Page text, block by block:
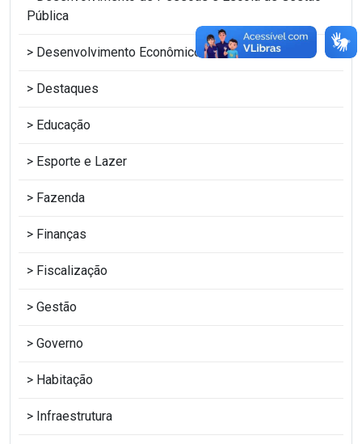
Pública
Desenvolvimento Econômico
Destaques
Educação
Esporte e Lazer
Fazenda
Finanças
Fiscalização
Gestão
Governo
Habitação
Infraestrutura